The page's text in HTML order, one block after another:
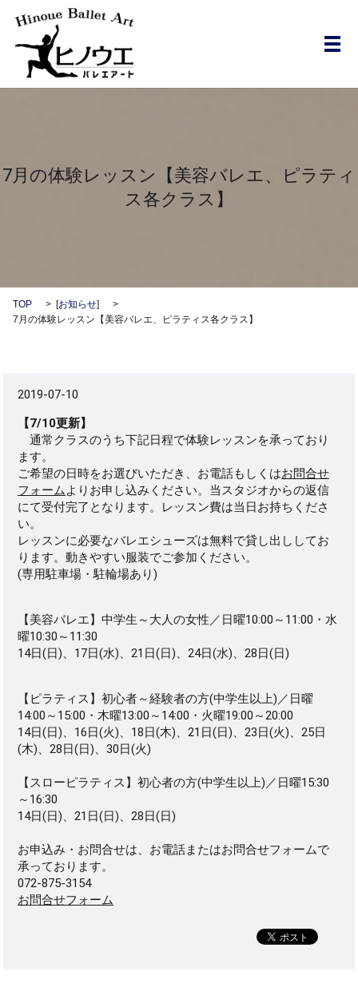
メ
7月の体験レッスン【美容バレエ、ピラティ
ス各クラス】
TOP [お知らせ]
7月の体験レッスン【美容バレエ、ピラティス各クラス】
2019-07-10
【7/10更新】
通常クラスのうち下記日程で体験レッスンを承っており
ます。
ご希望の日時をお選びいただき、お電話もしくはお問合せ
フォームよりお申し込みください。当スタジオからの返信
にて受付完了となります。レッスン費は当日お持ちくださ
い。
レッスンに必要なバレエシューズは無料で貸し出ししてお
ります。動きやすい服装でご参加ください。
(専用駐車場・駐輪場あり)
【美容バレエ】中学生～大人の女性／日曜10:00～11:00・水
曜10:30～11:30
14日(日)、17日(水)、21日(日)、24日(水)、28日(日)
【ピラティス】初心者～経験者の方(中学生以上)／日曜
14:00～15:00・木曜13:00～14:00・火曜19:00～20:00
14日(日)、16日(火)、18日(木)、21日(日)、23日(火)、25日
(木)、28日(日)、30日(火)
【スローピラティス】初心者の方(中学生以上)／日曜15:30
～16:30
14日(日)、21日(日)、28日(日)
お申込み・お問合せは、お電話またはお問合せフォームで
承っております。
072-875-3154
お問合せフォーム